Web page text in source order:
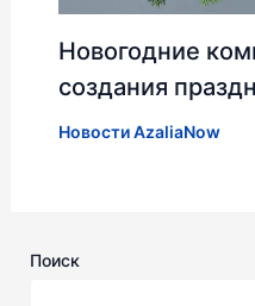
Новогодние
создания
Новости AzaliaNow
Поиск